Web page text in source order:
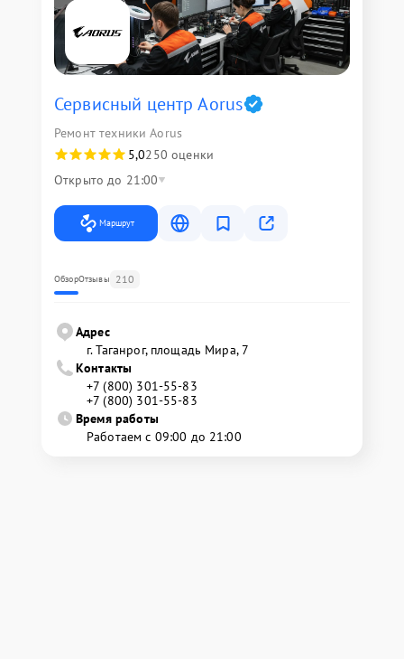
Сервисный центр Aorus
Ремонт техники Aorus
5,0250 оценки
Открыто до 21:00
Маршрут
ОбзорОтзывы 210
Адрес
г. Таганрог, площадь Мира, 7
Контакты
+7 (800) 301-55-83
+7 (800) 301-55-83
Время работы
Работаем с 09:00 до 21:00